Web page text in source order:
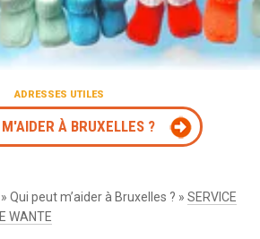
ADRESSES UTILES
À BRUXELLES ?
»Qui peut m’aider à Bruxelles ? »SERVICE
WANTE